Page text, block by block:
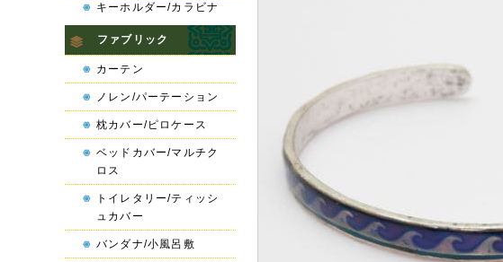
キーホルダー/カラビナ
ファブリック
カーテン
ノレン/パーテーション
枕カバー/ピロケース
ベッドカバー/マルチク
ロス
トイレタリー/ティッシ
ュカバー
バンダナ/小風呂敷